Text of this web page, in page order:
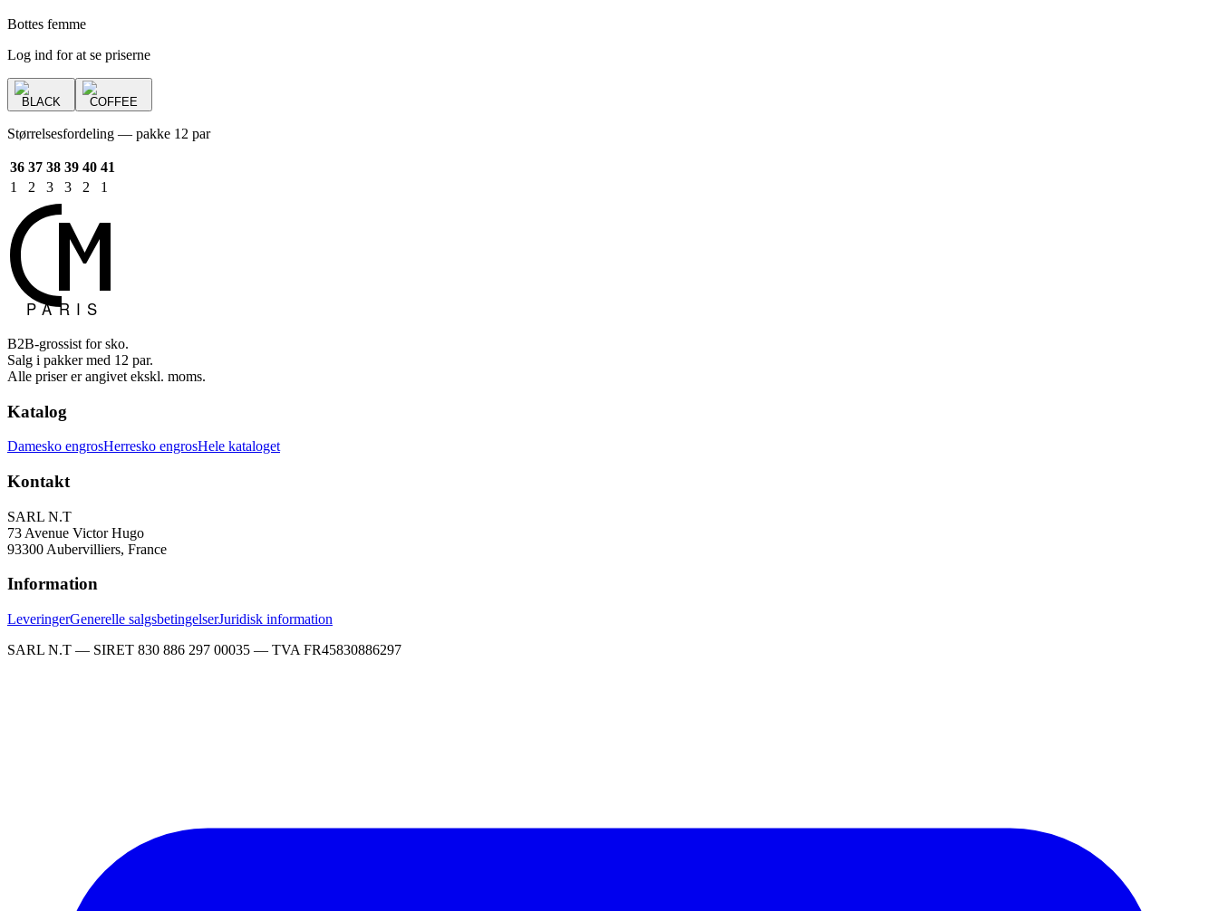
Bottes femme
Log ind for at se priserne
BLACK COFFEE
Størrelsesfordeling — pakke 12 par
36 37 38 39 40 41
1
2 3 3 2 1
B2B-grossist for sko.
Salg i pakker med 12 par.
Alle priser er angivet ekskl. moms.
Katalog
Damesko engrosHerresko engrosHele kataloget
Kontakt
SARL N.T
73 Avenue Victor Hugo
93300 Aubervilliers, France
Information
LeveringerGenerelle salgsbetingelserJuridisk information
SARL N.T — SIRET 830 886 297 00035 — TVA FR45830886297